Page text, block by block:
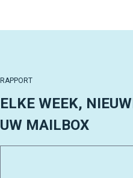
RAPPORT
ELKE WEEK,
UW MAILBOX